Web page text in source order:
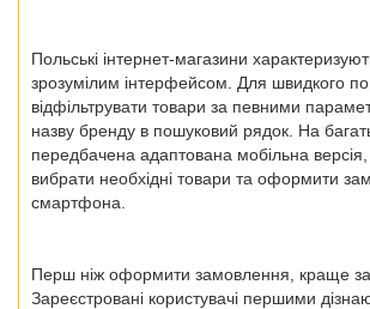
Польські інтернет-магазини
зрозумілим інтерфейсом. Для швидкого
відфільтрувати товари за певними
назву бренду в пошуковий рядок. На
передбачена адаптована мобільна
вибрати необхідні товари та оформити
смартфона.
Перш ніж оформити замовлення, краще
Зареєстровані користувачі першими